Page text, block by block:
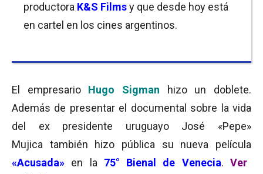
productora K&S Filmsy que desde hoy está
en cartel en los cines argentinos.
El empresario Hugo Sigman
hizo un doblete.
Además de presentar el documental sobre la vida
del ex presidente uruguayo José «Pepe»
Mujica también hizo pública su nueva película
«Acusada» en la 75° Bienal de Venecia. Ver